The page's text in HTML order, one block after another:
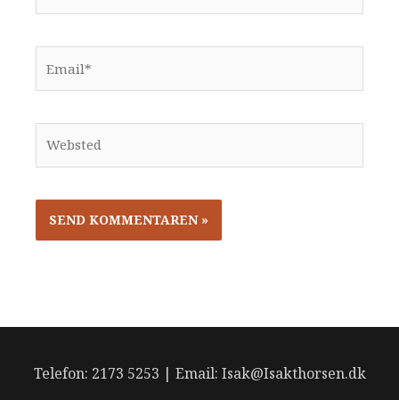
Telefon: 2173 5253 | Email: Isak@Isakthorsen.dk